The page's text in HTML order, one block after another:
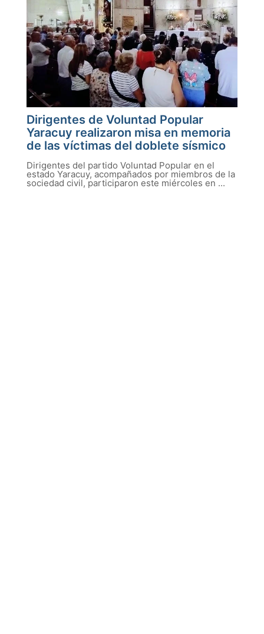
Dirigentes de Voluntad Popular
Yaracuy realizaron misa en memoria
de las víctimas del doblete sísmico
Dirigentes del partido Voluntad Popular en el
estado Yaracuy, acompañados por miembros de la
sociedad civil, participaron este miércoles en ...